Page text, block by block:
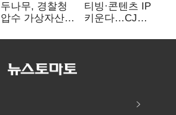
두나무, 경찰청
압수 가상자산
커스터디 사업
티빙·콘텐츠 IP
키운다…CJ
글로벌 확장 가속